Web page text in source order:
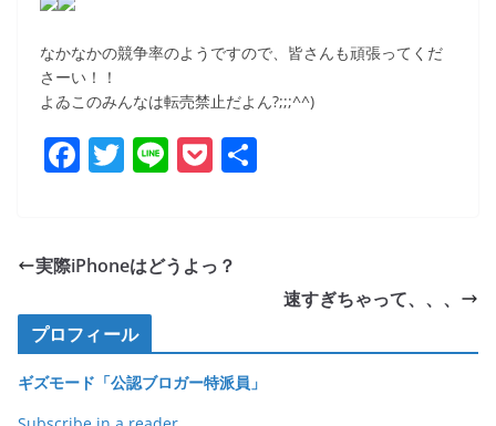
なかなかの競争率のようですので、皆さんも頑張ってくだ
さーい！！
よゐこのみんなは転売禁止だよん?;;;^^)
F
e
o
o
k
T
er
Li P
et
実際iPhoneはどうよっ？
速すぎちゃって、、、
プロフィール
ギズモード「公認ブロガー特派員」